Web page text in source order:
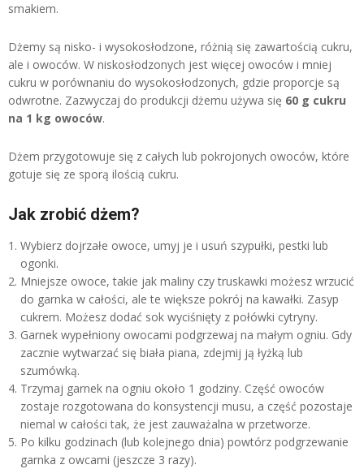
smakiem.
Dżemy są nisko- i wysokosłodzone, różnią się zawartością cukru,
ale i owoców. W niskosłodzonych jest więcej owoców i mniej
cukru w porównaniu do wysokosłodzonych, gdzie proporcje są
odwrotne. Zazwyczaj do produkcji dżemu używa się 60 g cukru
na 1 kg owoców.
Dżem przygotowuje się z całych lub pokrojonych owoców, które
gotuje się ze sporą ilością cukru.
Jak zrobić dżem?
Wybierz dojrzałe owoce, umyj je i usuń szypułki, pestki lub
ogonki.
Mniejsze owoce, takie jak maliny czy truskawki możesz wrzucić
do garnka w całości, ale te większe pokrój na kawałki. Zasyp
cukrem. Możesz dodać sok wyciśnięty z połówki cytryny.
Garnek wypełniony owocami podgrzewaj na małym ogniu. Gdy
zacznie wytwarzać się biała piana, zdejmij ją łyżką lub
szumówką.
Trzymaj garnek na ogniu około 1 godziny. Część owoców
zostaje rozgotowana do konsystencji musu, a część pozostaje
niemal w całości tak, że jest zauważalna w przetworze.
Po kilku godzinach (lub kolejnego dnia) powtórz podgrzewanie
garnka z owcami (jeszcze 3 razy).